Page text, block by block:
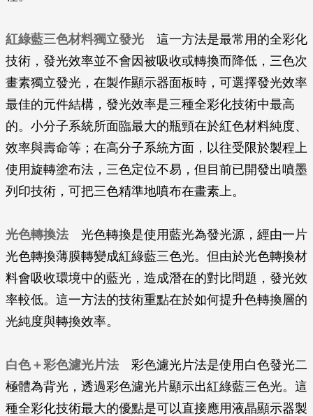
紅綠藍三色材料獨立發光 這一方法是最常用的全彩化
技術，發光效率並不會因被吸收或轉換而降低，三色次
畫素獨立發光，在製作顯示器面板時，可選擇發光效率
最佳的元件結構，發光效率是三種全彩化技術中最高
的。小分子系統所面臨最大的瓶頸在於紅色材料純度、
效率與壽命等；在高分子系統方面，以往受限於製程上
使用旋轉塗布法，三色定位不易，但目前已開發出噴墨
列印技術，可把三色精準地噴布在畫素上。
光色轉換法光色轉換是使用藍光為發光源，經由一片
光色轉換薄膜轉變成紅綠藍三色光。但由於光色轉換材
料會吸收環境中的藍光，造成潛在的對比問題，發光效
率較低。這一方法的技術重點在於如何提升色轉換層的
光純度與轉換效率。
白色＋彩色濾光片法彩色濾光片法是使用白色發光二
極體為背光，透過彩色濾光片顯示出紅綠藍三色光。這
種全彩化技術最大的優點是可以直接應用液晶顯示器製